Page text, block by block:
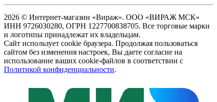
2026 © Интернет-магазин «Вираж». ООО «ВИРАЖ МСК»
ИНН 9726030280, ОГРН 1227700838705. Все торговые марки
и логотипы принадлежат их владельцам.
Сайт использует cookie браузера. Продолжая пользоваться
сайтом без изменения настроек, Вы даете согласие на
использование ваших cookie-файлов в соответствии с
Политикой конфиденциальности.